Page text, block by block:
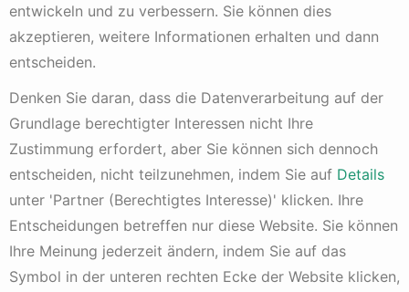
Umsatzwachstum und Inflation
Das Umsatzwachstum eines Unternehmens sollte im
Idealfall mindestens gleich oder besser höher als die
Inflationsrate
für den betrachteten Zeitraum sein. Sollte
das Umsatzwachstum unterhalb der Inflationsrate liegen,
dann verfügt das Unternehmen über keine ausreichende
Marktmacht um Preiserhöhungen durchzusetzen. In
Umsatzwachstum bares Geld.
Beispiel-Berechnung Umsatzwachstum und
entwickeln und zu verbessern. Sie können dies
akzeptieren, weitere Informationen erhalten und dann
entscheiden.
Denken Sie daran, dass die Datenverarbeitung auf der
Grundlage berechtigter Interessen nicht Ihre
Zustimmung erfordert, aber Sie können sich dennoch
entscheiden, nicht teilzunehmen, indem Sie auf Details
unter 'Partner (Berechtigtes Interesse)' klicken. Ihre
Entscheidungen betreffen nur diese Website. Sie können
Ihre Meinung jederzeit ändern, indem Sie auf das
Symbol in der unteren rechten Ecke der Website klicken,